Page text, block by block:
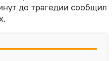
до трагедии сообщил